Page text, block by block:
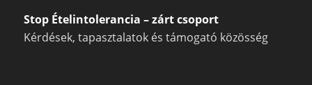
Stop Ételintolerancia – zárt csoport
Kérdések, tapasztalatok és támogató közösség